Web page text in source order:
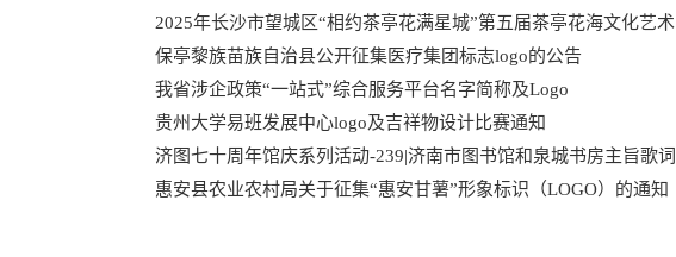
2025年长沙市望城区“相约茶亭花满星城”第五届茶亭花海文化艺术
保亭黎族苗族自治县公开征集医疗集团标志logo的公告
我省涉企政策“一站式”综合服务平台名字简称及Logo
贵州大学易班发展中心logo及吉祥物设计比赛通知
济图七十周年馆庆系列活动-239|济南市图书馆和泉城书房主旨歌词
惠安县农业农村局关于征集“惠安甘薯”形象标识（LOGO）的通知